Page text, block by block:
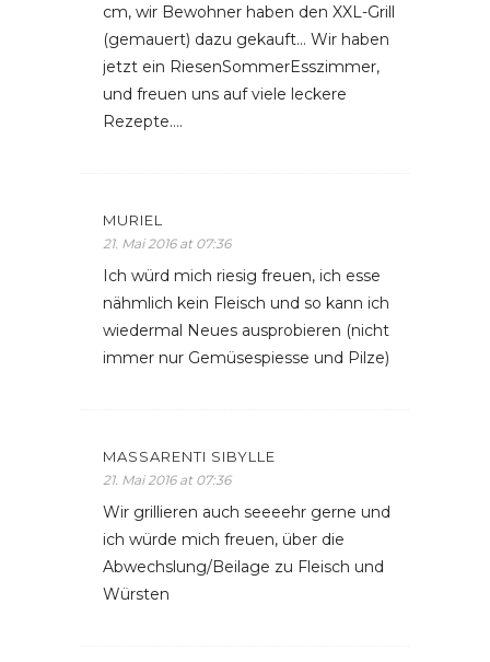
cm, wir Bewohner haben den XXL-Grill
(gemauert) dazu gekauft… Wir haben
jetzt ein RiesenSommerEsszimmer,
und freuen uns auf viele leckere
Rezepte….
MURIEL
21. Mai 2016 at 07:36
Ich würd mich riesig freuen, ich esse
nähmlich kein Fleisch und so kann ich
wiedermal Neues ausprobieren (nicht
immer nur Gemüsespiesse und Pilze)
MASSARENTI SIBYLLE
21. Mai 2016 at 07:36
Wir grillieren auch seeeehr gerne und
ich würde mich freuen, über die
Abwechslung/Beilage zu Fleisch und
Würsten